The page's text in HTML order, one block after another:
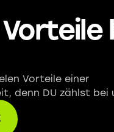
Vorteile einer
denn DU zählst bei